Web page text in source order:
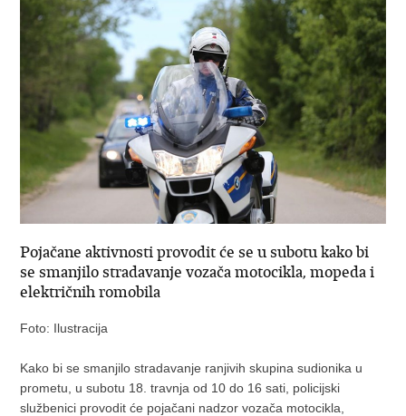
Pojačane aktivnosti provodit će se u subotu kako bi
se smanjilo stradavanje vozača motocikla, mopeda i
električnih romobila
Foto: Ilustracija
Kako bi se smanjilo stradavanje ranjivih skupina sudionika u
prometu, u subotu 18. travnja od 10 do 16 sati, policijski
službenici provodit će pojačani nadzor vozača motocikla,